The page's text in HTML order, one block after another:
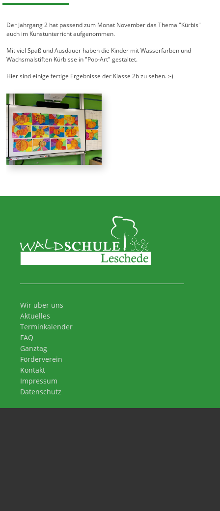
Der Jahrgang 2 hat passend zum Monat November das Thema "Kürbis"
auch im Kunstunterricht aufgenommen.
Mit viel Spaß und Ausdauer haben die Kinder mit Wasserfarben und
Wachsmalstiften Kürbisse in "Pop-Art" gestaltet.
Hier sind einige fertige Ergebnisse der Klasse 2b zu sehen. :-)
Wir über uns
Aktuelles
Terminkalender
FAQ
Ganztag
Förderverein
Kontakt
Impressum
Datenschutz